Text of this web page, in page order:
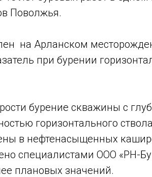
Поволжья.
на Арланском
при бурении
бурение скважины с
горизонтального
в нефтенасыщенных
специалистами ООО «РН-
плановых значений.